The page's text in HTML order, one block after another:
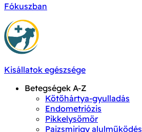
Fókuszban
Kisállatok egészsége
Betegségek A-Z
Kötőhártya-gyulladás
Endometriózis
Pikkelysömör
Pajzsmirigy alulműködés